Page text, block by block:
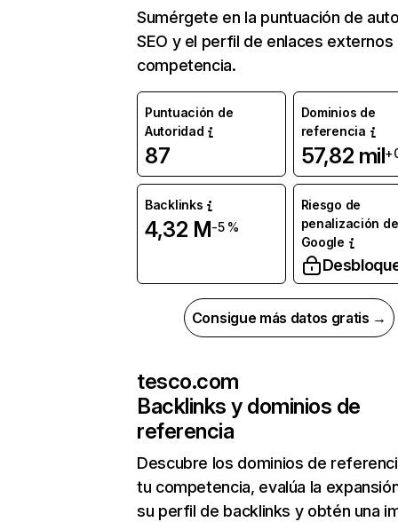
Sumérgete en la puntuación de
SEO y el perfil de enlaces externos
competencia.
Puntuación de
Autoridad
87
Dominios de
referencia
57,82 mil
Backlinks
4,32 M-5 %
Riesgo de
penalización de
Google
Consigue más datos gratis →
tesco.com
Backlinks y dominios de
referencia
Descubre los dominios de
tu competencia, evalúa la
su perfil de backlinks y obtén una